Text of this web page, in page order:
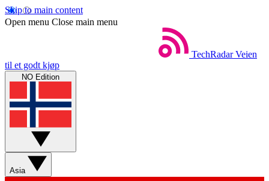
Skip to main content
Open menu Close main menu
TechRadar Veien
til et godt kjøp
NO Edition
Asia